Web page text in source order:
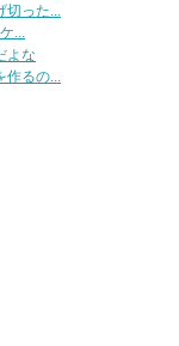
切った...
...
よな
作るの...